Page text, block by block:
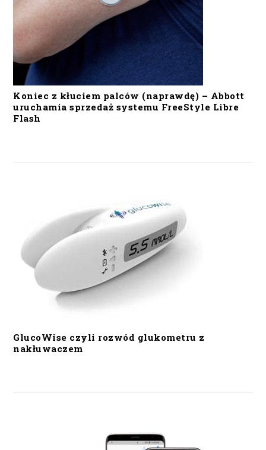
Koniec z kłuciem palców (naprawdę) – Abbott
uruchamia sprzedaż systemu FreeStyle Libre
Flash
GlucoWise czyli rozwód glukometru z
nakłuwaczem